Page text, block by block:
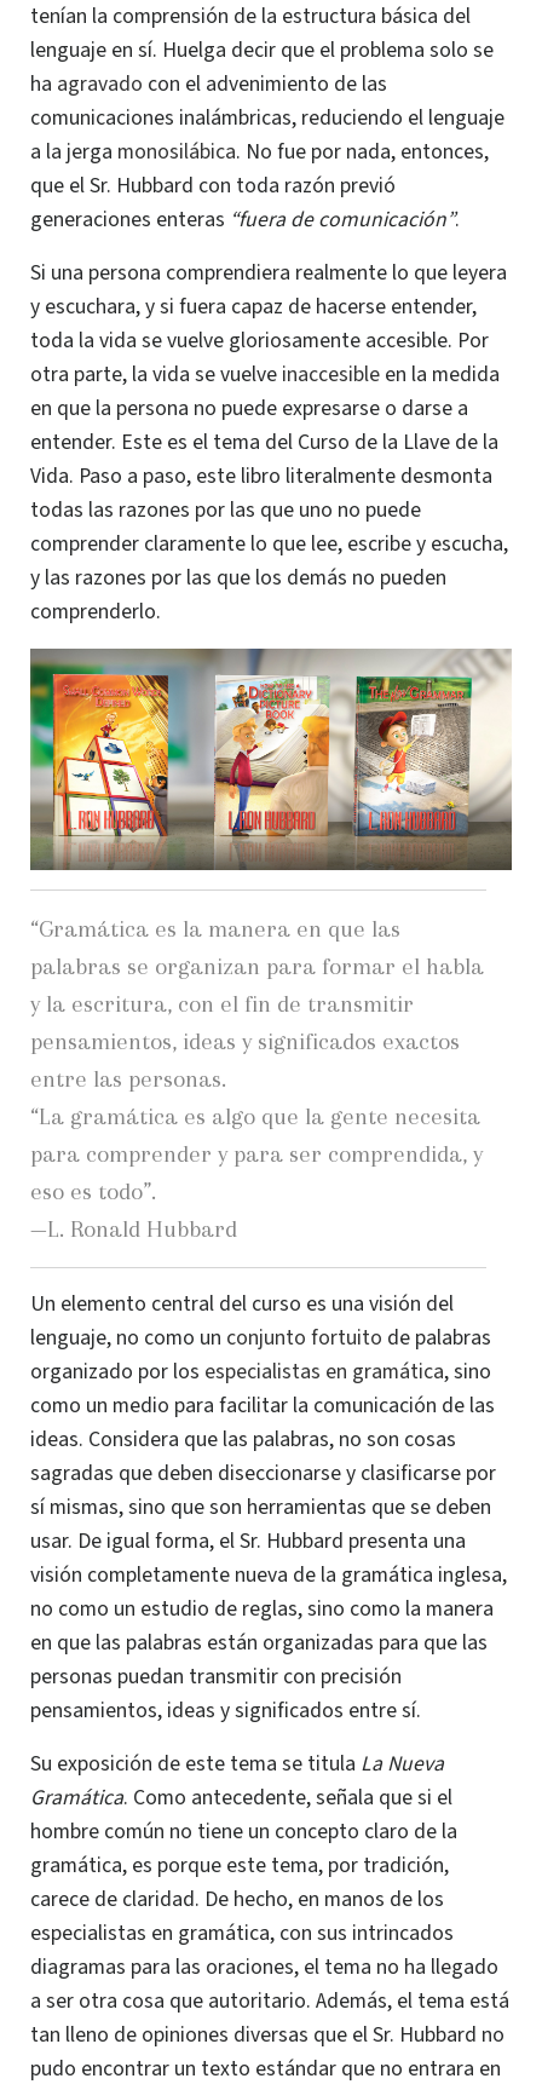
tenían la comprensión de la estructura básica del
lenguaje en sí. Huelga decir que el problema solo se
ha agravado con el advenimiento de las
comunicaciones inalámbricas, reduciendo el lenguaje
a la jerga monosilábica. No fue por nada, entonces,
que el Sr. Hubbard con toda razón previó
generaciones enteras “fuera de comunicación”.
Si una persona comprendiera realmente lo que leyera
y escuchara, y si fuera capaz de hacerse entender,
toda la vida se vuelve gloriosamente accesible. Por
otra parte, la vida se vuelve inaccesible en la medida
en que la persona no puede expresarse o darse a
entender. Este es el tema del Curso de la Llave de la
Vida. Paso a paso, este libro literalmente desmonta
todas las razones por las que uno no puede
comprender claramente lo que lee, escribe y escucha,
y las razones por las que los demás no pueden
comprenderlo.
“Gramática es la manera en que las
palabras se organizan para formar el habla
y la escritura, con el fin de transmitir
pensamientos, ideas y significados exactos
entre las personas.
“La gramática es algo que la gente necesita
para comprender y para ser comprendida, y
eso es todo”.
—L. Ronald Hubbard
Un elemento central del curso es una visión del
lenguaje, no como un conjunto fortuito de palabras
organizado por los especialistas en gramática, sino
como un medio para facilitar la comunicación de las
ideas. Considera que las palabras, no son cosas
sagradas que deben diseccionarse y clasificarse por
sí mismas, sino que son herramientas que se deben
usar. De igual forma, el Sr. Hubbard presenta una
visión completamente nueva de la gramática inglesa,
no como un estudio de reglas, sino como la manera
en que las palabras están organizadas para que las
personas puedan transmitir con precisión
pensamientos, ideas y significados entre sí.
Su exposición de este tema se titula La Nueva
Gramática. Como antecedente, señala que si el
hombre común no tiene un concepto claro de la
gramática, es porque este tema, por tradición,
carece de claridad. De hecho, en manos de los
especialistas en gramática, con sus intrincados
diagramas para las oraciones, el tema no ha llegado
a ser otra cosa que autoritario. Además, el tema está
tan lleno de opiniones diversas que el Sr. Hubbard no
pudo encontrar un texto estándar que no entrara en